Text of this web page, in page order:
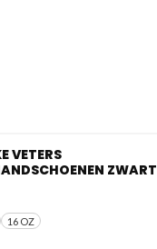
16 OZ
VETERS
ZWART